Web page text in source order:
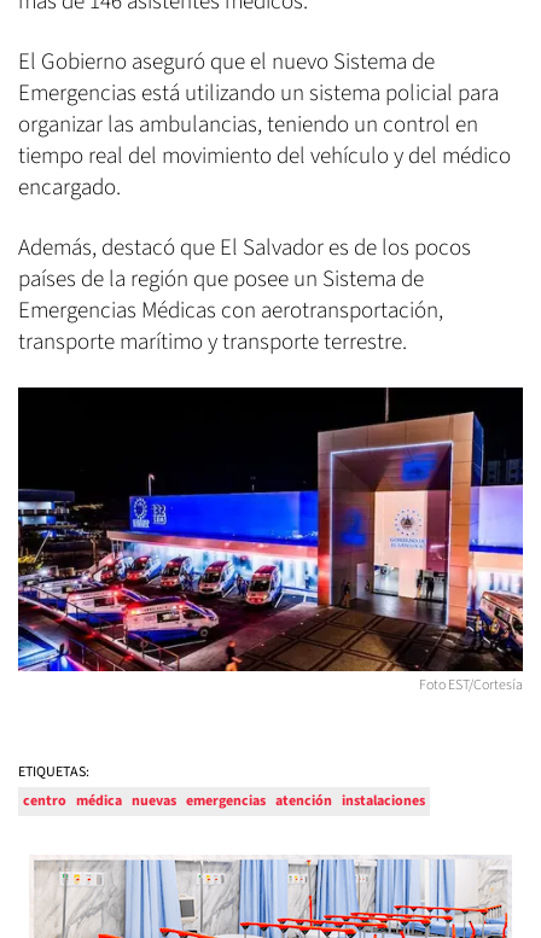
El Gobierno aseguró que el nuevo Sistema de
Emergencias está utilizando un sistema policial para
organizar las ambulancias, teniendo un control en
tiempo real del movimiento del vehículo y del médico
encargado.
Además, destacó que El Salvador es de los pocos
países de la región que posee un Sistema de
Emergencias Médicas con aerotransportación,
transporte marítimo y transporte terrestre.
Foto EST/Cortesía
ETIQUETAS:
centro médica nuevas emergencias atención instalaciones